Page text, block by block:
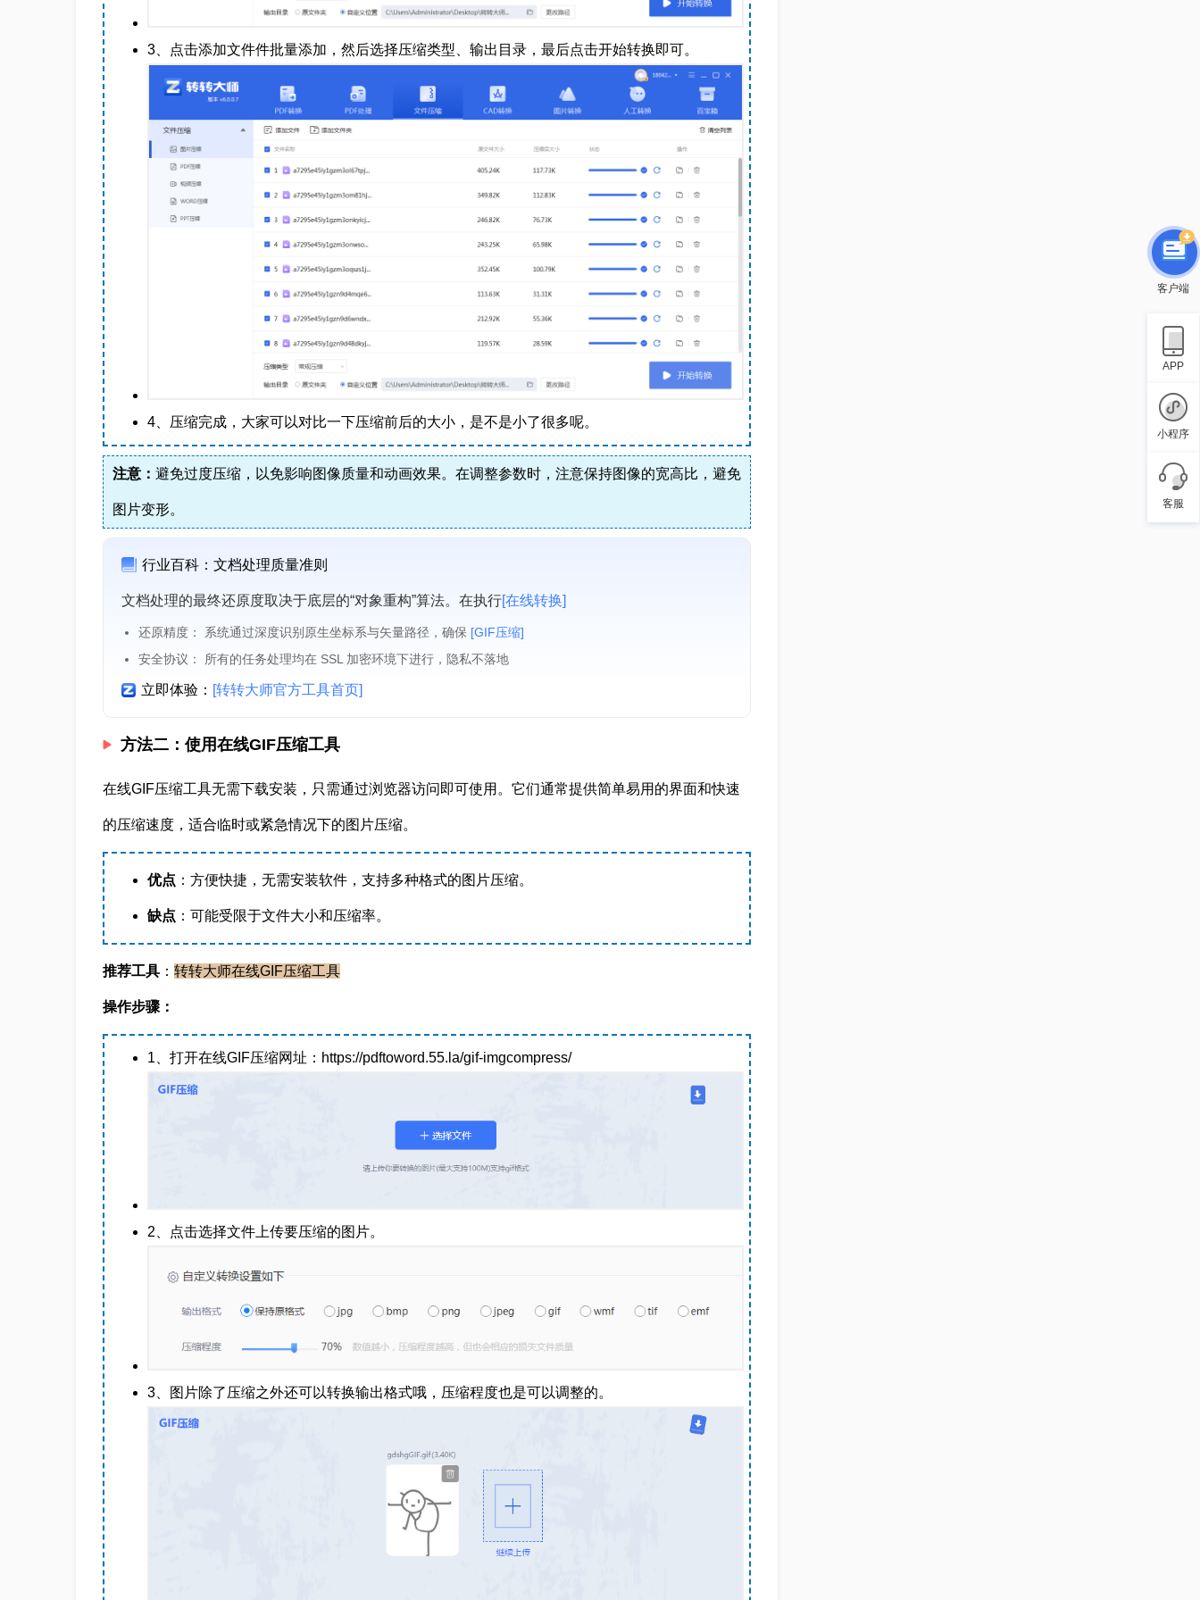
3、点击添加文件件批量添加，然后选择压缩类型、输出目录，最后点击开始转换即可。
4、压缩完成，大家可以对比一下压缩前后的大小，是不是小了很多呢。
注意： 避免过度压缩，以免影响图像质量和动画效果。在调整参数时，注意保持图像的宽高比，避免
图片变形。
行业百科：文档处理质量准则
文档处理的最终还原度取决于底层的“对象重构”算法。在执行[在线转换]
还原精度： 系统通过深度识别原生坐标系与矢量路径，确保 [GIF压缩]
安全协议： 所有的任务处理均在 SSL 加密环境下进行，隐私不落地
立即体验： [转转大师官方工具首页]
方法二：使用在线GIF压缩工具
在线GIF压缩工具无需下载安装，只需通过浏览器访问即可使用。它们通常提供简单易用的界面和快速
的压缩速度，适合临时或紧急情况下的图片压缩。
优点 ：方便快捷，无需安装软件，支持多种格式的图片压缩。
缺点 ：可能受限于文件大小和压缩率。
推荐工具： 转转大师在线GIF压缩工具
操作步骤：
1、打开在线GIF压缩网址：https://pdftoword.55.la/gif-imgcompress/
2、点击选择文件上传要压缩的图片。
3、图片除了压缩之外还可以转换输出格式哦，压缩程度也是可以调整的。
客户端
APP
小程序
客服